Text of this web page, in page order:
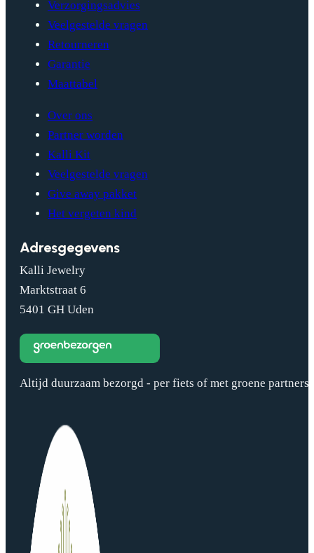
Verzorgingsadvies
Veelgestelde vragen
Retourneren
Garantie
Maattabel
Over ons
Partner worden
Kalli Kit
Veelgestelde vragen
Give away pakket
Het vergeten kind
Adresgegevens
Kalli Jewelry
Marktstraat 6
5401 GH Uden
Altijd duurzaam bezorgd - per fiets of met groene partners